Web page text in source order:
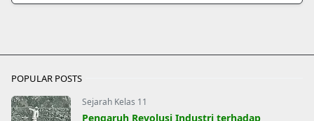
POPULAR POSTS
Sejarah Kelas 11
Pengaruh Revolusi Industri terhadap